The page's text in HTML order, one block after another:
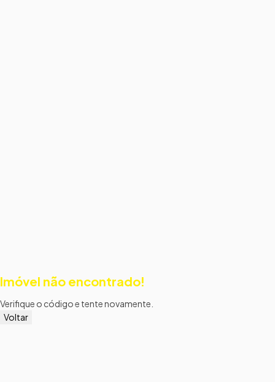
Imóvel não encontrado!
Verifique o código e tente novamente.
Voltar